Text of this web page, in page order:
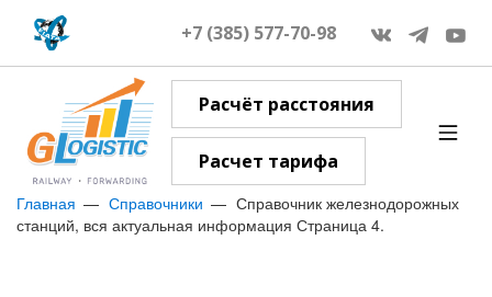
+7 (385) 577-70-98
Расчёт расстояния
Расчет тарифа
Главная Справочники
Справочник железнодорожных
станций, вся актуальная информация Страница 4.